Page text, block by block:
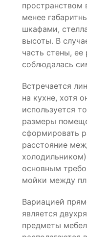
пространством
менее
шкафами,
высоты. В
часть стены, ее
соблюдалась
Встречается
на кухне, хотя
используется
размеры
сформировать
расстояние
основным
мойки между
Вариацией
является
предметы